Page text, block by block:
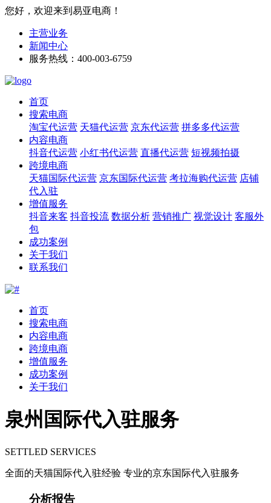
您好，欢迎来到易亚电商！
主营业务
新闻中心
服务热线：400-003-6759
首页
搜索电商
淘宝代运营 天猫代运营 京东代运营 拼多多代运营
内容电商
抖音代运营 小红书代运营 直播代运营 短视频拍摄
跨境电商
天猫国际代运营 京东国际代运营 考拉海购代运营 店铺
代入驻
增值服务
抖音来客 抖音投流 数据分析 营销推广 视觉设计 客服外
包
成功案例
关于我们
联系我们
首页
搜索电商
内容电商
跨境电商
增值服务
成功案例
关于我们
泉州国际代入驻服务
SETTLED SERVICES
全面的天猫国际代入驻经验 专业的京东国际代入驻服务
分析报告